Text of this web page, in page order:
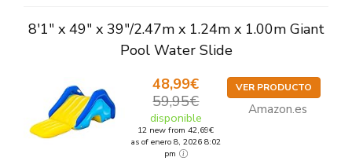
8'1" x 49" x 39"/2.47m x 1.24m x 1.00m Giant
Pool Water Slide
48,99€
59,95€
disponible
12 new from 42,69€
as of enero 8, 2026 8:02
pm
VER PRODUCTO
Amazon.es